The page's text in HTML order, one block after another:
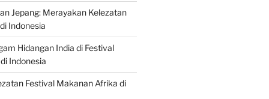
Jepang: Merayakan Kelezatan
Indonesia
Hidangan India di Festival
Indonesia
Festival Makanan Afrika di